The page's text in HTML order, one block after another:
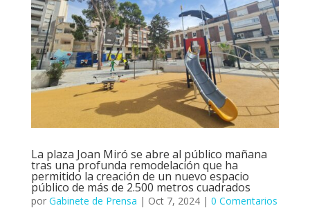
La plaza Joan Miró se abre al público mañana
tras una profunda remodelación que ha
permitido la creación de un nuevo espacio
público de más de 2.500 metros cuadrados
por Gabinete de Prensa | Oct 7, 2024| 0 Comentarios